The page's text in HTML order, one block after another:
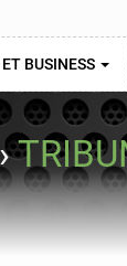
ET BUSINESS